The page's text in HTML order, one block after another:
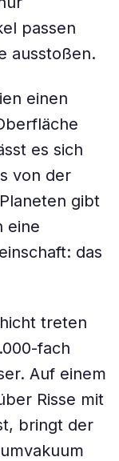
passen
ausstoßen.
einen
es sich
von der
gibt
eine
das
treten
fach
Auf einem
Risse mit
bringt der